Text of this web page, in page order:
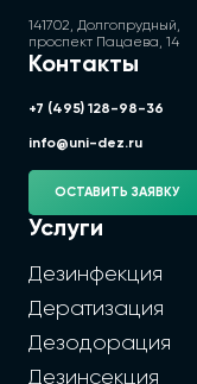
141702, Долгопрудный,
проспект Пацаева, 14
Контакты
+7 (495) 128-98-36
info@uni-dez.ru
ОСТАВИТЬ ЗАЯВКУ
Услуги
Дезинфекция
Дератизация
Дезодорация
Дезинсекция